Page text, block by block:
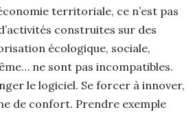
territoriale, ce n’est pas
construites sur des
écologique, sociale,
ne sont pas incompatibles.
le logiciel. Se forcer à innover,
de confort. Prendre exemple